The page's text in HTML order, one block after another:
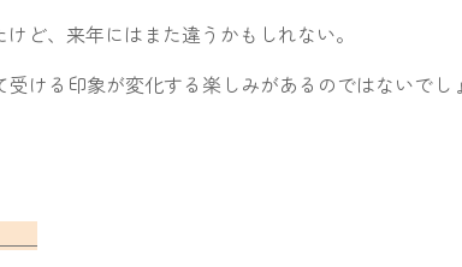
ど、来年にはまた違うかもしれない。
ける印象が変化する楽しみがあるのではないでし